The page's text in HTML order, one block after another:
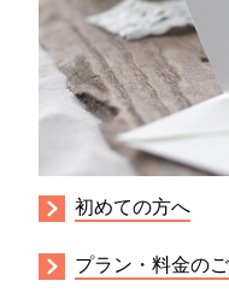
初めての方へ
プラン・料金の